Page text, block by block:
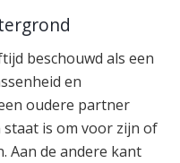
beschouwd als een
en
oudere partner
is om voor zijn of
Aan de andere kant